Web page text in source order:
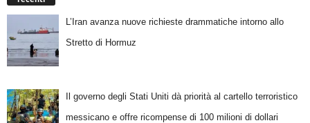
L’Iran avanza nuove richieste drammatiche intorno allo
Stretto di Hormuz
Il governo degli Stati Uniti dà priorità al cartello terroristico
messicano e offre ricompense di 100 milioni di dollari